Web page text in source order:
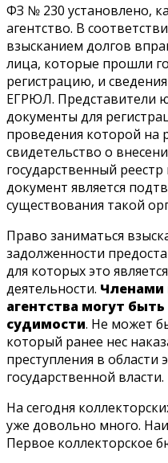
ФЗ № 230 установлено,
агентство. В
взысканием долгов
лица, которые прошли
регистрацию, и
ЕГРЮЛ. Представители
документы для
проведения которой на
свидетельство о
государственный
документ является
существования такой
Право заниматься
задолженности
для которых это
деятельности. Членами
агентства могут
судимости. Не может
который ранее нес
преступления в
государственной власти.
На сегодня
уже довольно много.
Первое коллекторское